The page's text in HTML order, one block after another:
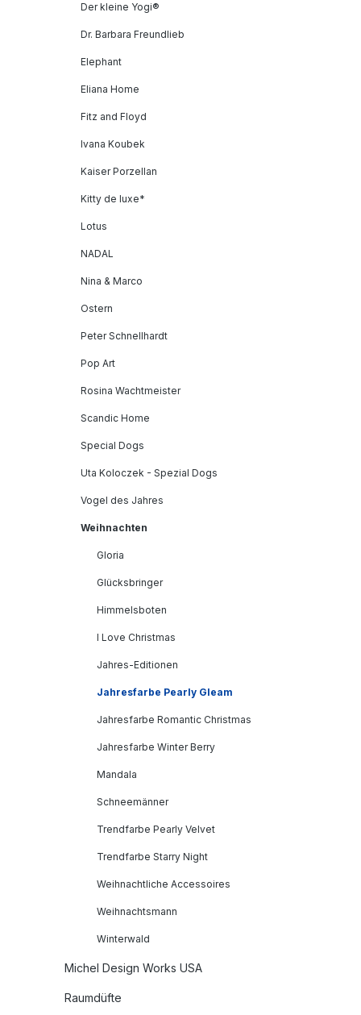
Der kleine Yogi®
Dr. Barbara Freundlieb
Elephant
Eliana Home
Fitz and Floyd
Ivana Koubek
Kaiser Porzellan
Kitty de luxe*
Lotus
NADAL
Nina & Marco
Ostern
Peter Schnellhardt
Pop Art
Rosina Wachtmeister
Scandic Home
Special Dogs
Uta Koloczek - Spezial Dogs
Vogel des Jahres
Weihnachten
Gloria
Glücksbringer
Himmelsboten
I Love Christmas
Jahres-Editionen
Jahresfarbe Pearly Gleam
Jahresfarbe Romantic Christmas
Jahresfarbe Winter Berry
Mandala
Schneemänner
Trendfarbe Pearly Velvet
Trendfarbe Starry Night
Weihnachtliche Accessoires
Weihnachtsmann
Winterwald
Michel Design Works USA
Raumdüfte